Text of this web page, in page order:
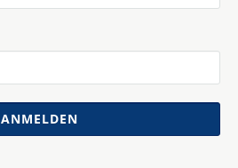
ANMELDEN